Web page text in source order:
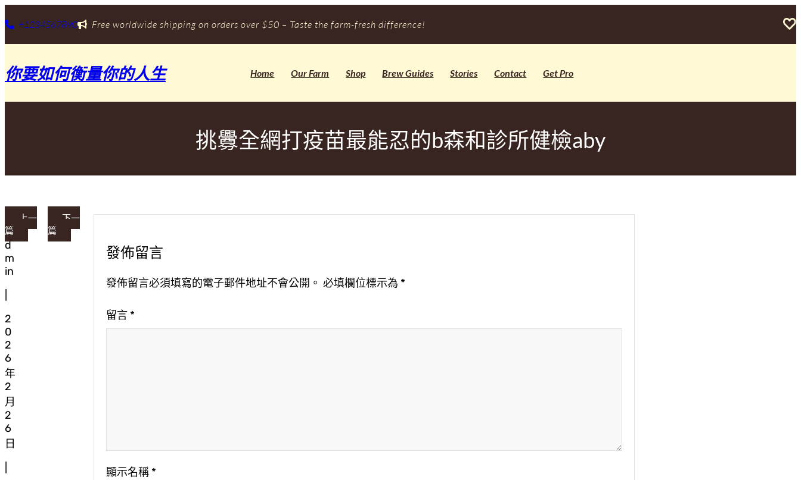
至
要
容
+1234567890 Free worldwide shipping on orders over $50 – Taste the farm-fresh difference!
你要如何衡量你的人生 Home Our Farm Shop Brew Guides Stories Contact Get Pro
挑釁全網打疫苗最能忍的b森和診所健檢aby
a
d
m
in
2
0
2
6
年
2
月
2
6
日
上一
篇
下一
篇
發佈留言
發佈留言必須填寫的電子郵件地址不會公開。 必填欄位標示為 *
留言 *
顯示名稱 *